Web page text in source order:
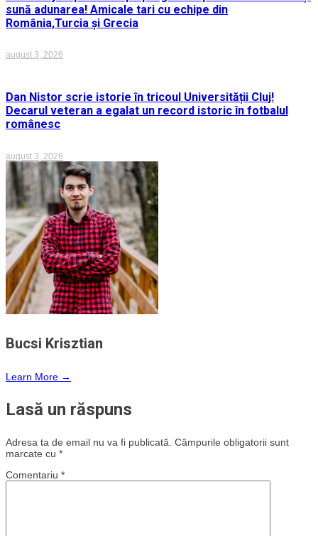
sună adunarea! Amicale tari cu echipe din
România,Turcia și Grecia
august 3, 2026
Dan Nistor scrie istorie în tricoul Universității Cluj!
Decarul veteran a egalat un record istoric în fotbalul
românesc
august 3, 2026
Bucsi Krisztian
Learn More →
Lasă un răspuns
Adresa ta de email nu va fi publicată. Câmpurile obligatorii sunt
marcate cu *
Comentariu *